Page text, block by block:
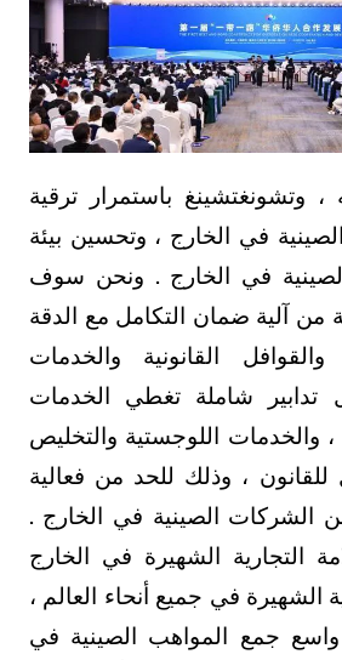
وتشونغتشينغ باستمرار ترقية
في الخارج ، وتحسين بيئة
الصينية في الخارج . ونحن سوف
من آلية ضمان التكامل مع الدقة
القانونية والخدمات
تدابير شاملة تغطي الخدمات
، والخدمات اللوجستية والتخليص
للقانون ، وذلك للحد من فعالية
الشركات الصينية في الخارج .
التجارية الشهيرة في الخارج
الشهيرة في جميع أنحاء العالم ،
جمع المواهب الصينية في